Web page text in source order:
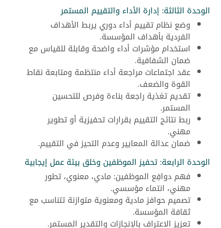
الوحدة الثالثة: إدارة الأداء والتقييم المستمر
وضع نظام تقييم أداء دوري يربط الأهداف
الفردية بأهداف المؤسسة.
استخدام مؤشرات أداء واضحة وقابلة للقياس مع
ضمان الشفافية.
عقد اجتماعات مراجعة أداء منتظمة ومتابعة نقاط
القوة والضعف.
تقديم تغذية راجعة بناءة وفرص للتحسين
المستمر.
ربط نتائج التقييم بقرارات تحفيزية أو تطوير
مهني.
ضمان عدالة المعايير وعدم التحيز في التقييم.
الوحدة الرابعة: تحفيز الموظفين وخلق بيئة عمل إيجابية
فهم دوافِع الموظفين: مادي، معنوي، تطور
مهني، انتماء مؤسسي.
تصميم حوافز مادية ومعنوية متوازنة تتناسب مع
ثقافة المؤسسة.
تعزيز الاعتراف بالإنجازات والتقدير المستمر.